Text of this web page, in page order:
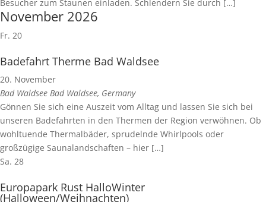
Besucher zum Staunen einladen. Schlendern Sie durch […]
November 2026
Fr. 20
Badefahrt Therme Bad Waldsee
20. November
Bad Waldsee Bad Waldsee, Germany
Gönnen Sie sich eine Auszeit vom Alltag und lassen Sie sich bei
unseren Badefahrten in den Thermen der Region verwöhnen. Ob
wohltuende Thermalbäder, sprudelnde Whirlpools oder
großzügige Saunalandschaften – hier […]
Sa. 28
Europapark Rust HalloWinter
(Halloween/Weihnachten)